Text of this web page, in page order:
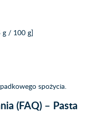
g / 100 g]
spożycia.
(FAQ) – Pasta